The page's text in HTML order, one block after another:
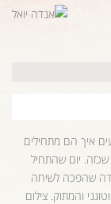
איך הם מתחילים
שכזה. יום שהתחיל
שהפכה לשיחה
והמתוק. צילום